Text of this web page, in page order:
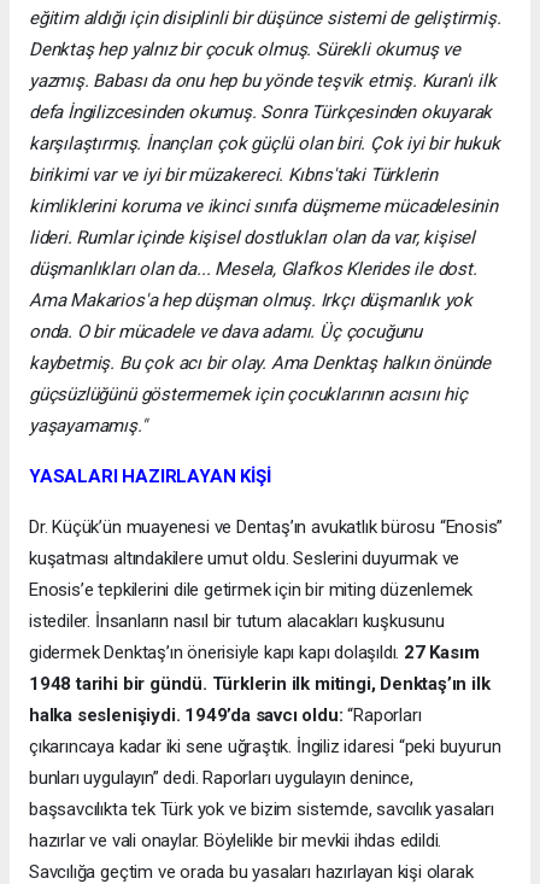
eğitim aldığı için disiplinli bir düşünce sistemi de geliştirmiş.
Denktaş hep yalnız bir çocuk olmuş. Sürekli okumuş ve
yazmış. Babası da onu hep bu yönde teşvik etmiş. Kuran'ı ilk
defa İngilizcesinden okumuş. Sonra Türkçesinden okuyarak
karşılaştırmış. İnançları çok güçlü olan biri. Çok iyi bir hukuk
birikimi var ve iyi bir müzakereci. Kıbrıs'taki Türklerin
kimliklerini koruma ve ikinci sınıfa düşmeme mücadelesinin
lideri. Rumlar içinde kişisel dostlukları olan da var, kişisel
düşmanlıkları olan da... Mesela, Glafkos Klerides ile dost.
Ama Makarios'a hep düşman olmuş. Irkçı düşmanlık yok
onda. O bir mücadele ve dava adamı. Üç çocuğunu
kaybetmiş. Bu çok acı bir olay. Ama Denktaş halkın önünde
güçsüzlüğünü göstermemek için çocuklarının acısını hiç
yaşayamamış."
YASALARI HAZIRLAYAN KİŞİ
Dr. Küçük’ün muayenesi ve Dentaş’ın avukatlık bürosu “Enosis”
kuşatması altındakilere umut oldu. Seslerini duyurmak ve
Enosis’e tepkilerini dile getirmek için bir miting düzenlemek
istediler. İnsanların nasıl bir tutum alacakları kuşkusunu
gidermek Denktaş’ın önerisiyle kapı kapı dolaşıldı. 27 Kasım
1948 tarihi bir gündü. Türklerin ilk mitingi, Denktaş’ın ilk
halka seslenişiydi. 1949’da savcı oldu:“Raporları
çıkarıncaya kadar iki sene uğraştık. İngiliz idaresi “peki buyurun
bunları uygulayın” dedi. Raporları uygulayın denince,
başsavcılıkta tek Türk yok ve bizim sistemde, savcılık yasaları
hazırlar ve vali onaylar. Böylelikle bir mevkii ihdas edildi.
Savcılığa geçtim ve orada bu yasaları hazırlayan kişi olarak